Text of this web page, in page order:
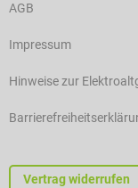
AGB
Impressum
Hinweise zur
Vertrag widerrufen